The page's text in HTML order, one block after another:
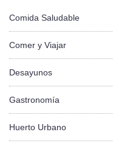
Comida Saludable
Comer y Viajar
Desayunos
Gastronomía
Huerto Urbano